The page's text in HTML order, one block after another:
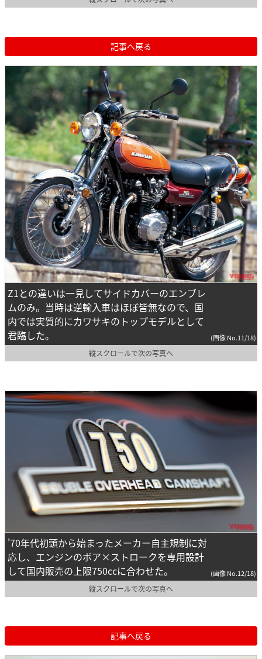
記事へ戻る
Z1との違いは一見してサイドカバーのエンブレ
ムのみ。当時は逆輸入車はほぼ皆無なので、国
内では実質的にカワサキのトップモデルとして
君臨した。
(画像 No.11/18)
縦スクロールで次の写真へ
'70年代初頭から始まったメーカー自主規制に対
応し、エンジンのボア×ストロークを専用設計
して国内販売の上限750ccに合わせた。
(画像 No.12/18)
縦スクロールで次の写真へ
記事へ戻る